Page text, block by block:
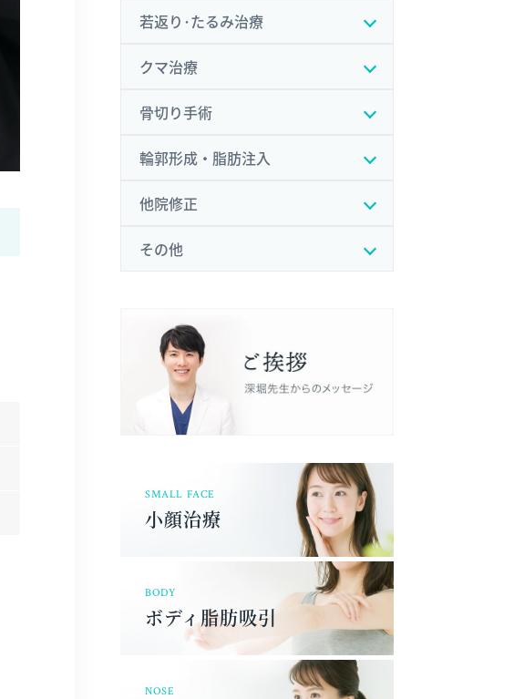
若返り･たるみ治療
クマ治療
骨切り手術
輪郭形成・脂肪注入
他院修正
その他
SMALL FACE
小顔治療
BODY
ボディ脂肪吸引
NOSE